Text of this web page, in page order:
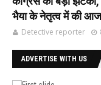
भैया के नेतृत्व में की
Detective reporter
ADVERTISE WITH US